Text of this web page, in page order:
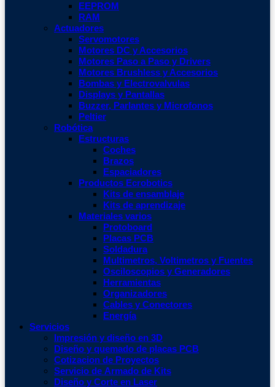
EEPROM
RAM
Actuadores
Servomotores
Motores DC y Accesorios
Motores Paso a Paso y Drivers
Motores Brushless y Accesorios
Bombas y Electrovalvulas
Displays y Pantallas
Buzzer, Parlantes y Microfonos
Peltier
Robótica
Estructuras
Coches
Brazos
Espaciadores
Productos Ecrobotics
Kits de ensamblaje
Kits de aprendizaje
Materiales varios
Protoboard
Placas PCB
Soldadura
Multimetros, Voltimetros y Fuentes
Osciloscopios y Generadores
Herramientas
Organizadores
Cables y Conectores
Energía
Servicios
Impresión y diseño en 3D
Diseño y quemado de placas PCB
Cotizacion de Proyectos
Servicio de Armado de Kits
Diseño y Corte en Laser